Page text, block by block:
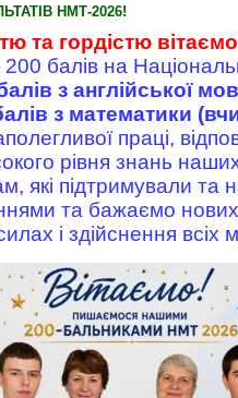
НМТ-2026!
та гордістю
балів на
з англійської
з математики
праці,
рівня знань
які підтримували та
та бажаємо нових
і здійснення всіх